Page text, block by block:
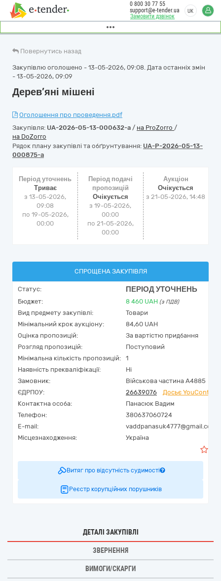
Замовити дзвінок
0 800 30 77 55
support@e-tender.ua
UK
Повернутись назад
Закупівлю оголошено - 13-05-2026, 09:08. Дата останніх змін
- 13-05-2026, 09:09
Дерев’яні мішені
Оголошення про проведення.pdf
Закупівля: UA-2026-05-13-000632-a / на ProZorro /
на DoZorro
Рядок плану закупівлі та обґрунтування: UA-P-2026-05-13-
000875-a
Період уточнень
Триває
з 13-05-2026,
09:08
по 19-05-2026,
00:00
Період подачі
пропозицій
Очікується
з 19-05-2026,
00:00
по 21-05-2026,
00:00
Аукціон
Очікується
з21-05-2026, 14:48
СПРОЩЕНА ЗАКУПІВЛЯ
Статус: ПЕРІОД УТОЧНЕНЬ
Бюджет: 8 460 UAH (з ПДВ)
Вид предмету закупівлі:
Товари
Мінімальний крок аукціону:
84,60 UAH
Оцінка пропозицій:
За вартістю придбання
Розгляд пропозицій:
Поступовий
Мінімальна кількість пропозицій:
1
Наявність прекваліфікації:
Ні
Замовник:
Військова частина А4885
ЄДРПОУ:
26639076
Досьє YouControl
Контактна особа:
Панасюк Вадим
Телефон:
380637060724
E-mail:
vaddpanasuk4777@gmail.com
Місцезнаходження:
Україна
Витяг про відсутність судимості
Реєстр корупційних порушників
ДЕТАЛІ ЗАКУПІВЛІ
ЗВЕРНЕННЯ
ВИМОГИ/СКАРГИ